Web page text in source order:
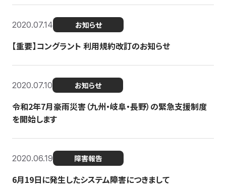
2020.07.14 お知らせ
【重要】コングラント 利用規約改訂のお知らせ
2020.07.10 お知らせ
令和2年7月豪雨災害（九州・岐阜・長野）の緊急支援制度
を開始します
2020.06.19 障害報告
6月19日に発生したシステム障害につきまして